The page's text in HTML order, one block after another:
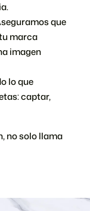
que
marca
imagen
lo que
captar,
no solo llama